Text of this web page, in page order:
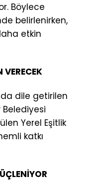
Böylece
belirlenirken,
etkin
dile getirilen
Belediyesi
Yerel Eşitlik
katkı